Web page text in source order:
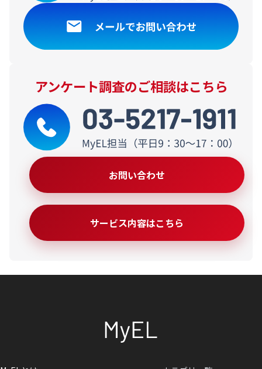
アンケート調査のご相談はこちら
お問い合わせ
サービス内容はこちら